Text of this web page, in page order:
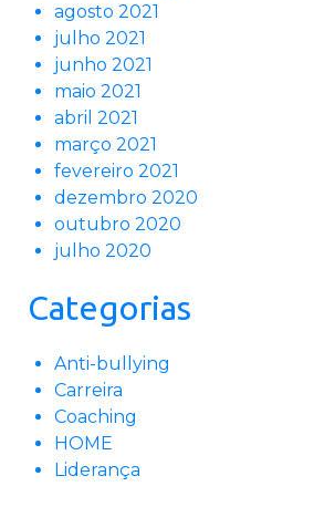
agosto 2021
julho 2021
junho 2021
maio 2021
abril 2021
março 2021
fevereiro 2021
dezembro 2020
outubro 2020
julho 2020
Categorias
Anti-bullying
Carreira
Coaching
HOME
Liderança